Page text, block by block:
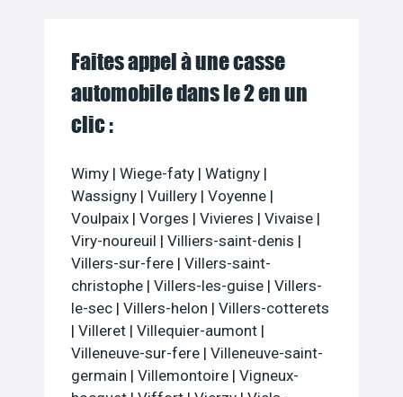
Faites appel à une casse
automobile dans le 2 en un
clic :
Wimy | Wiege-faty | Watigny |
Wassigny | Vuillery | Voyenne |
Voulpaix | Vorges | Vivieres | Vivaise |
Viry-noureuil | Villiers-saint-denis |
Villers-sur-fere | Villers-saint-
christophe | Villers-les-guise | Villers-
le-sec | Villers-helon | Villers-cotterets
| Villeret | Villequier-aumont |
Villeneuve-sur-fere | Villeneuve-saint-
germain | Villemontoire | Vigneux-